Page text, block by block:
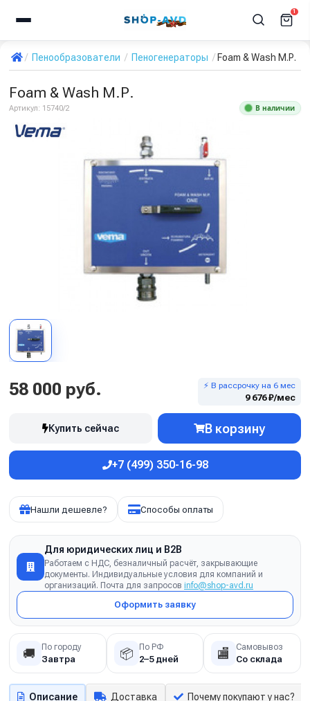
1
Пенообразователи Пеногенераторы Foam & Wash М.Р.
Foam & Wash М.Р.
Артикул: 15740/2 В наличии
58 000 руб. ⚡ В рассрочку на 6 мес
9 676 ₽/мес
Купить сейчас В корзину
+7 (499) 350-16-98
Нашли дешевле? Способы оплаты
Для юридических лиц и B2B
Работаем с НДС, безналичный расчёт, закрывающие
документы. Индивидуальные условия для компаний и
организаций. Почта для запросов info@shop-avd.ru
Оформить заявку
🚚 По городу
Завтра 📦 По РФ
2–5 дней 🏬 Самовывоз
Со склада
Описание Доставка Почему покупают у нас?